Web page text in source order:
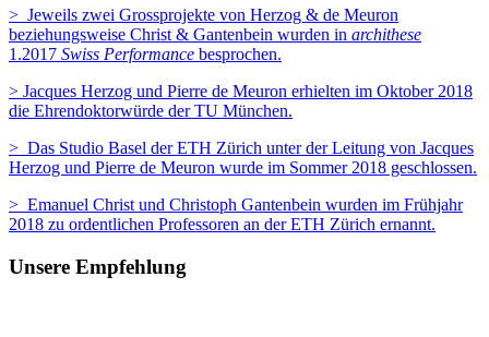
> Jeweils zwei Grossprojekte von Herzog & de Meuron
beziehungsweise Christ & Gantenbein wurden in archithese
1.2017 Swiss Performance besprochen.
> Jacques Herzog und Pierre de Meuron erhielten im Oktober 2018
die Ehrendoktorwürde der TU München.
> Das Studio Basel der ETH Zürich unter der Leitung von Jacques
Herzog und Pierre de Meuron wurde im Sommer 2018 geschlossen.
> Emanuel Christ und Christoph Gantenbein wurden im Frühjahr
2018 zu ordentlichen Professoren an der ETH Zürich ernannt.
Unsere Empfehlung